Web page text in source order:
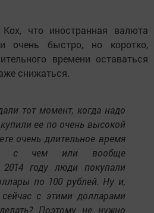
что иностранная валюта
очень быстро, но коротко,
времени оставаться
снижаться.
тот момент, когда надо
ее по очень высокой
очень длительное время
с чем или вообще
году люди покупали
по 100 рублей. Ну и,
сейчас с этими долларами
Поэтому не нужно